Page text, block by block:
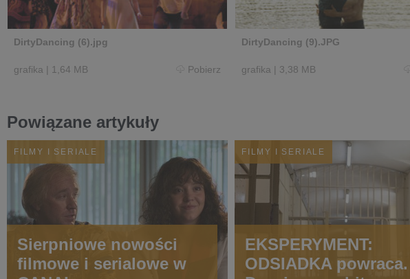
DirtyDancing (6).jpg
grafika | 1,64 MB Pobierz
DirtyDancing (9).JPG
grafika | 3,38 MB
Powiązane artykuły
FILMY I SERIALE
Sierpniowe nowości
filmowe i serialowe w
FILMY I SERIALE
EKSPERYMENT:
ODSIADKA powraca.